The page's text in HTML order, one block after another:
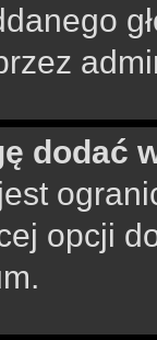
dodać
opcji